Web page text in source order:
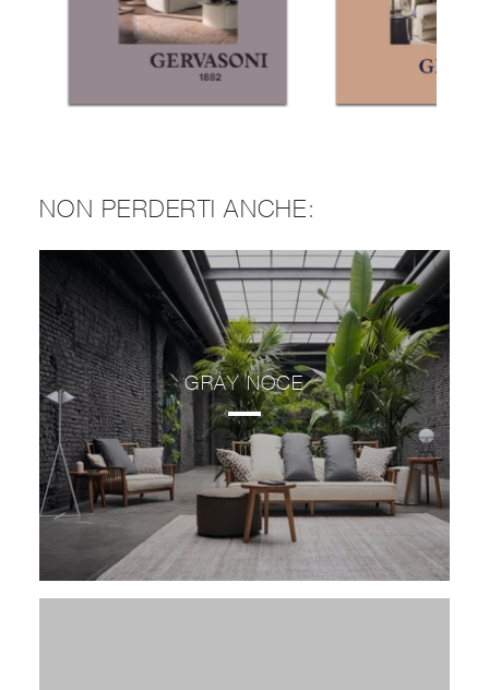
NON PERDERTI ANCHE:
GRAY NOCE